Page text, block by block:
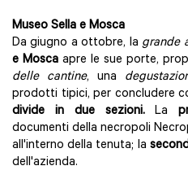
Museo Sella e Mosca
Da giugno a ottobre, lagrande
e Mosca apre le sue porte,
delle cantine, una
prodotti tipici, per concludere
divide in due sezioni.La
documenti della necropoli
all'interno della tenuta; la
dell'azienda.